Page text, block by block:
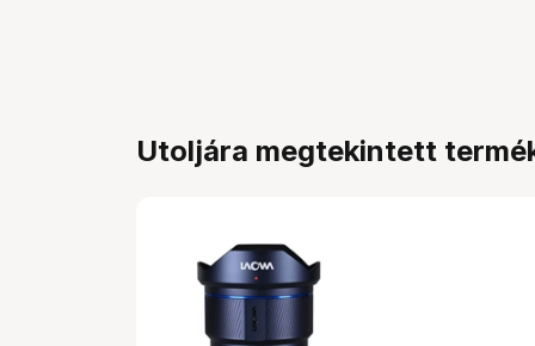
Utoljára megtekintett